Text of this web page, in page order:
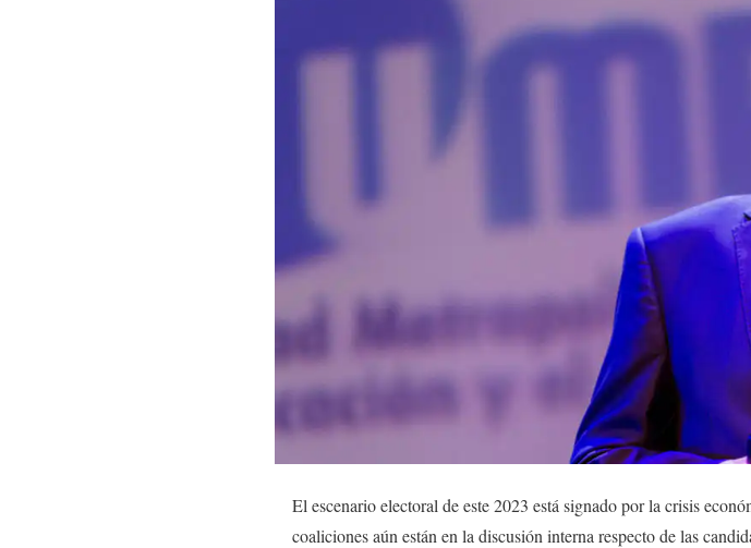
El escenario electoral de este 2023 está signado por la crisis
coaliciones aún están en la discusión interna respecto de las